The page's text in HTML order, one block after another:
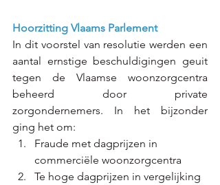
Hoorzitting Vlaams Parlement
In dit voorstel van resolutie werden een
aantal ernstige beschuldigingen geuit
tegen de Vlaamse woonzorgcentra
beheerd door private
zorgondernemers. In het bijzonder
ging het om:
Fraude met dagprijzen in
commerciële woonzorgcentra​
Te hoge dagprijzen in vergelijking